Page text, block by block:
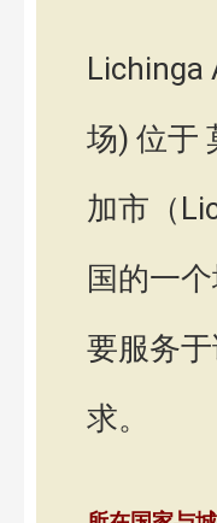
Lichinga
场) 位于
加市（
国的一
要服务
求。